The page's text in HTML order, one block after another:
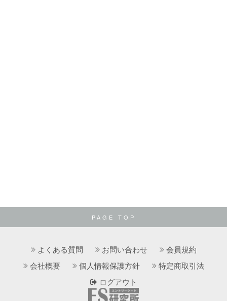
PAGE TOP
よくある質問 お問い合わせ
会員規約
会社概要
個人情報保護方針
特定商取引法
ログアウト